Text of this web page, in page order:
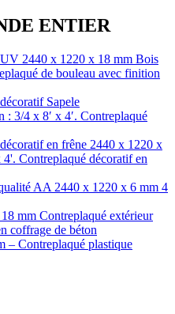
ENTIER